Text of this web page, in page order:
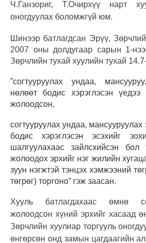
Ч.Ганзориг, Т.Очирхүү нарт
оногдуулах боломжгүй юм.
Шинээр батлагдсан Эрүү,
2007 оны долдугаар сарын 1-
Зөрчлийн тухай хуулийн тухай
”согтууруулах ундаа,
нөлөөт бодис хэрэглэсэн үедээ
жолоодсон,
согтууруулах ундаа, мансууруулах
бодис хэрэглэсэн эсэхийг
шалгуулахаас зайлсхийсэн бол
жолоодох эрхийг нэг жилийн
зуун нэгжтэй тэнцэх хэмжээний
төгрөг) торгоно” гэж заасан.
Хууль батлагдахаас өмнө
жолоодсон хүний эрхийг хасаад
Зөрчлийн хуулиар торгууль
өнгөрсөн онд замын цагдаагийн